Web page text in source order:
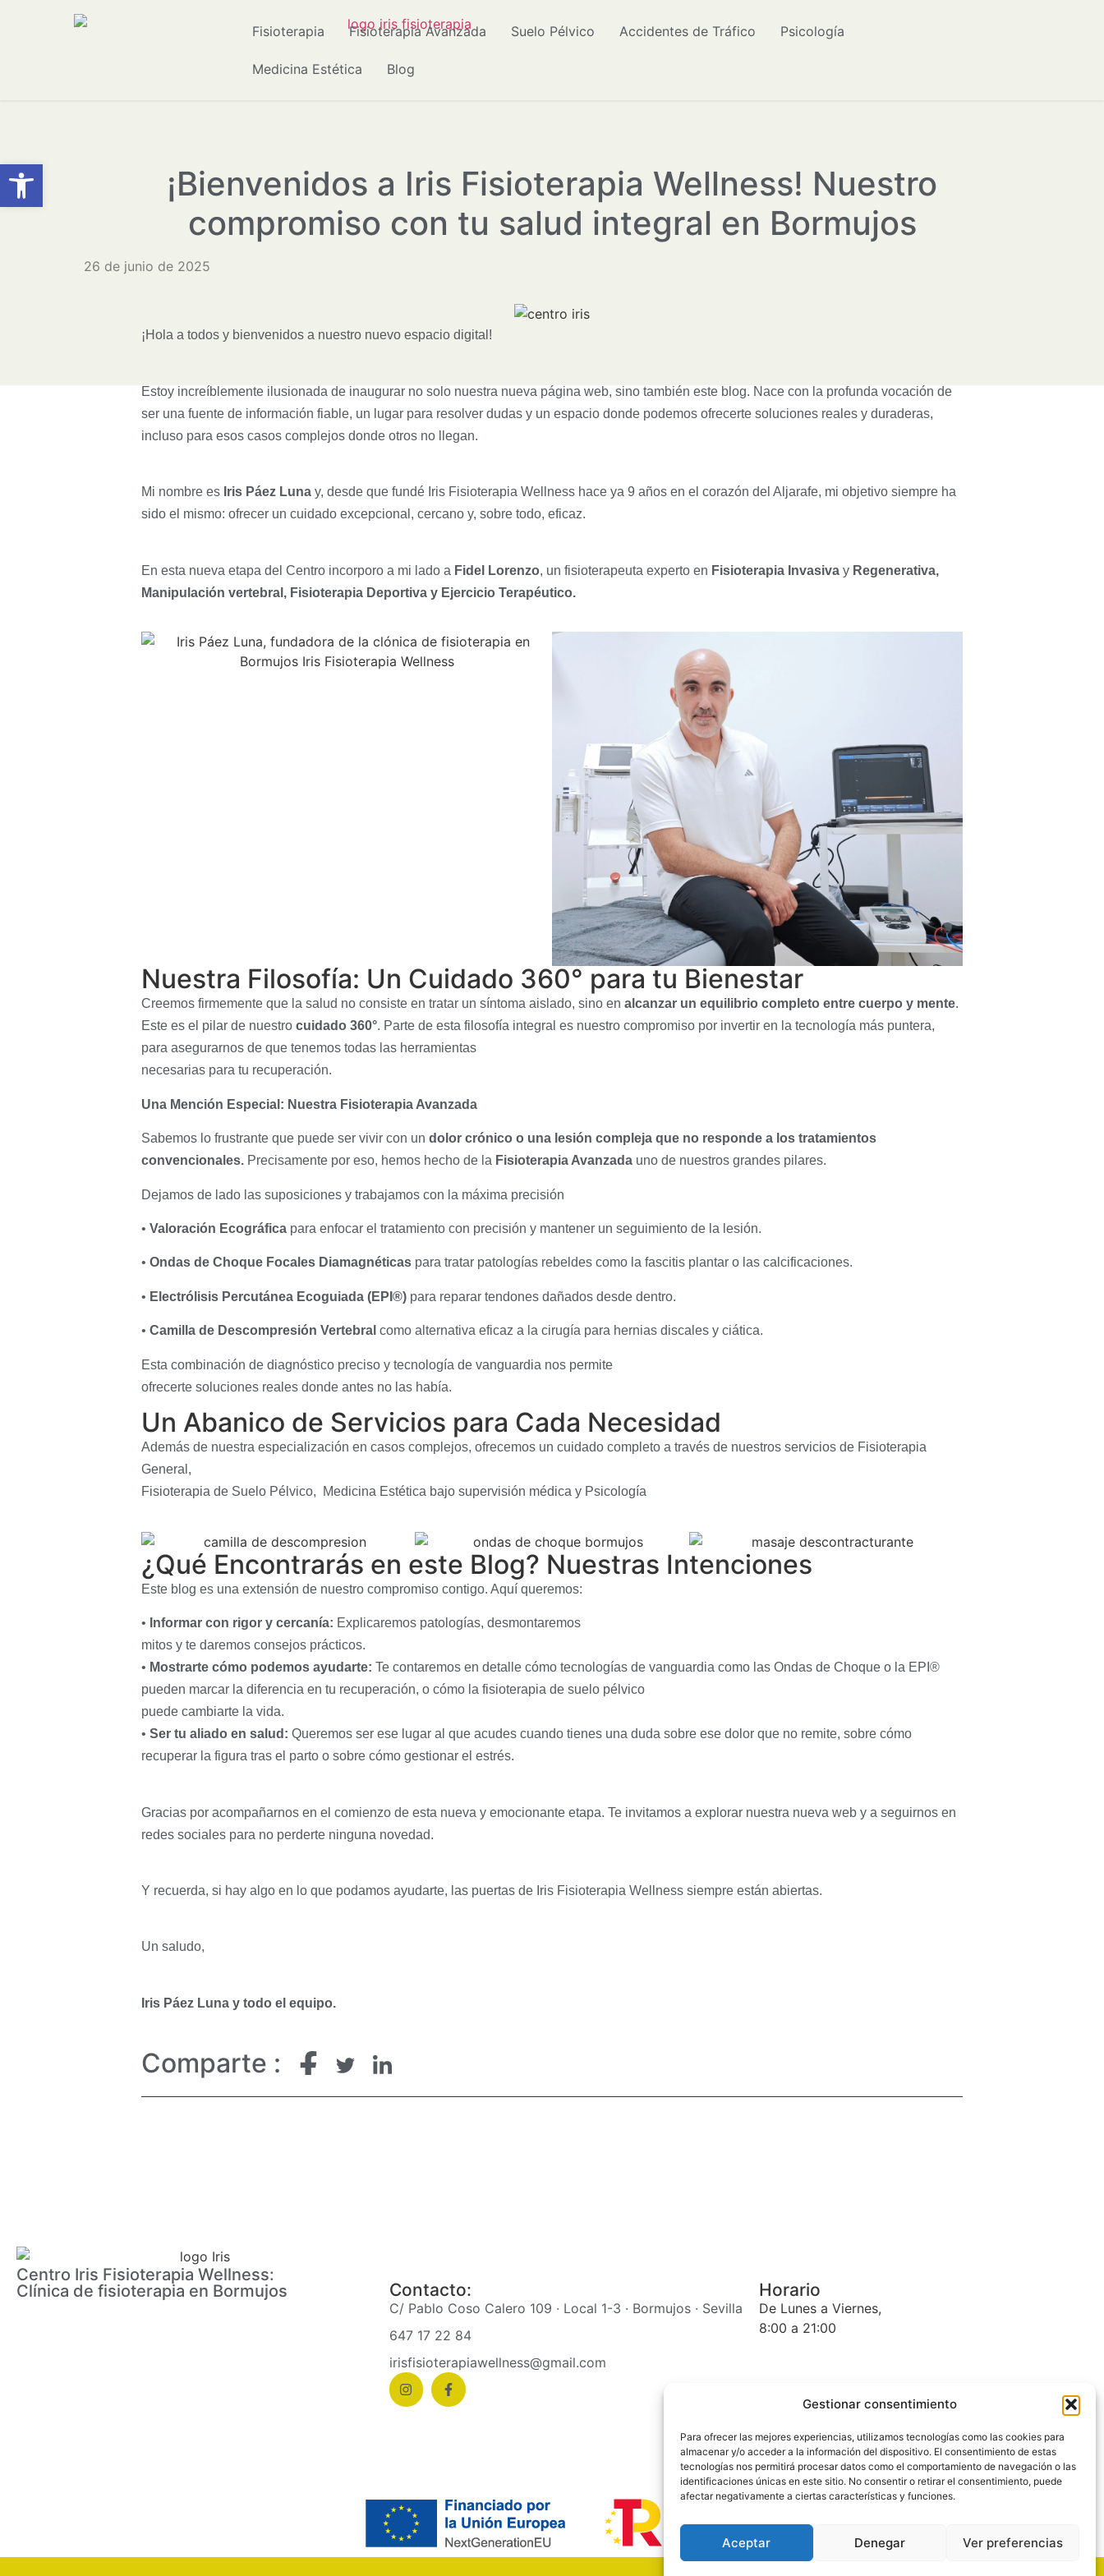
Abrir barra de herramientas
Gestionar consentimiento
Para ofrecer las mejores experiencias, utilizamos tecnologías como las cookies para
almacenar y/o acceder a la información del dispositivo. El consentimiento de estas
tecnologías nos permitirá procesar datos como el comportamiento de navegación o las
identificaciones únicas en este sitio. No consentir o retirar el consentimiento, puede
afectar negativamente a ciertas características y funciones.
Aceptar Denegar Ver preferencias
Fisioterapia Fisioterapia Avanzada Suelo Pélvico Accidentes de Tráfico Psicología
Medicina Estética Blog
¡Bienvenidos a Iris Fisioterapia Wellness! Nuestro
compromiso con tu salud integral en Bormujos
26 de junio de 2025
¡Hola a todos y bienvenidos a nuestro nuevo espacio digital!
Estoy increíblemente ilusionada de inaugurar no solo nuestra nueva página web, sino también este blog. Nace con la profunda vocación de
ser una fuente de información fiable, un lugar para resolver dudas y un espacio donde podemos ofrecerte soluciones reales y duraderas,
incluso para esos casos complejos donde otros no llegan.
Mi nombre es Iris Páez Luna y, desde que fundé Iris Fisioterapia Wellness hace ya 9 años en el corazón del Aljarafe, mi objetivo siempre ha
sido el mismo: ofrecer un cuidado excepcional, cercano y, sobre todo, eficaz.
En esta nueva etapa del Centro incorporo a mi lado a Fidel Lorenzo, un fisioterapeuta experto en Fisioterapia Invasiva y Regenerativa,
Manipulación vertebral, Fisioterapia Deportiva y Ejercicio Terapéutico.
Nuestra Filosofía: Un Cuidado 360° para tu Bienestar
Creemos firmemente que la salud no consiste en tratar un síntoma aislado, sino en alcanzar un equilibrio completo entre cuerpo y mente.
Este es el pilar de nuestro cuidado 360°. Parte de esta filosofía integral es nuestro compromiso por invertir en la tecnología más puntera,
para asegurarnos de que tenemos todas las herramientas
necesarias para tu recuperación.
Una Mención Especial: Nuestra Fisioterapia Avanzada
Sabemos lo frustrante que puede ser vivir con un dolor crónico o una lesión compleja que no responde a los tratamientos
convencionales. Precisamente por eso, hemos hecho de la Fisioterapia Avanzada uno de nuestros grandes pilares.
Dejamos de lado las suposiciones y trabajamos con la máxima precisión
• Valoración Ecográfica para enfocar el tratamiento con precisión y mantener un seguimiento de la lesión.
• Ondas de Choque Focales Diamagnéticas para tratar patologías rebeldes como la fascitis plantar o las calcificaciones.
• Electrólisis Percutánea Ecoguiada (EPI®) para reparar tendones dañados desde dentro.
• Camilla de Descompresión Vertebral como alternativa eficaz a la cirugía para hernias discales y ciática.
Esta combinación de diagnóstico preciso y tecnología de vanguardia nos permite
ofrecerte soluciones reales donde antes no las había.
Un Abanico de Servicios para Cada Necesidad
Además de nuestra especialización en casos complejos, ofrecemos un cuidado completo a través de nuestros servicios de Fisioterapia
General,
Fisioterapia de Suelo Pélvico, Medicina Estética bajo supervisión médica y Psicología
¿Qué Encontrarás en este Blog? Nuestras Intenciones
Este blog es una extensión de nuestro compromiso contigo. Aquí queremos:
• Informar con rigor y cercanía: Explicaremos patologías, desmontaremos
mitos y te daremos consejos prácticos.
• Mostrarte cómo podemos ayudarte: Te contaremos en detalle cómo tecnologías de vanguardia como las Ondas de Choque o la EPI®
pueden marcar la diferencia en tu recuperación, o cómo la fisioterapia de suelo pélvico
puede cambiarte la vida.
• Ser tu aliado en salud: Queremos ser ese lugar al que acudes cuando tienes una duda sobre ese dolor que no remite, sobre cómo
recuperar la figura tras el parto o sobre cómo gestionar el estrés.
Gracias por acompañarnos en el comienzo de esta nueva y emocionante etapa. Te invitamos a explorar nuestra nueva web y a seguirnos en
redes sociales para no perderte ninguna novedad.
Y recuerda, si hay algo en lo que podamos ayudarte, las puertas de Iris Fisioterapia Wellness siempre están abiertas.
Un saludo,
Iris Páez Luna y todo el equipo.
Comparte :
Centro Iris Fisioterapia Wellness:
Clínica de fisioterapia en Bormujos
Contacto:
C/ Pablo Coso Calero 109 · Local 1-3 · Bormujos · Sevilla
647 17 22 84
irisfisioterapiawellness@gmail.com
Horario
De Lunes a Viernes,
8:00 a 21:00